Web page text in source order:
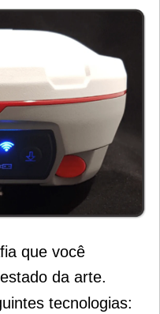
que você
da arte.
tecnologias: